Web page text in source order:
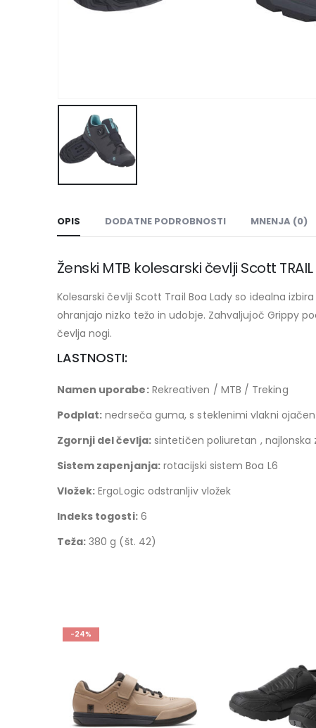
OPIS DODATNE PODROBNOSTI MNENJA (0)
Ženski MTB kolesarski čevlji Scott
Kolesarski čevlji Scott Trail Boa Lady so idealna
ohranjajo nizko težo in udobje. Zahvaljujoč Grippy
čevlja nogi.
LASTNOSTI:
Namen uporabe:Rekreativen / MTB / Treking
Podplat: nedrseča guma, s steklenimi vlakni
Zgornji del čevlja:sintetičen poliuretan , najlonska
Sistem zapenjanja:rotacijski sistem Boa L6
Vložek: ErgoLogic odstranljiv vložek
Indeks togosti:6
Teža: 380 g (št. 42)